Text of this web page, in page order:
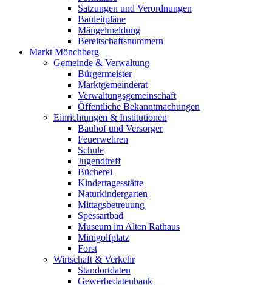
Satzungen und Verordnungen
Bauleitpläne
Mängelmeldung
Bereitschaftsnummern
Markt Mönchberg
Gemeinde & Verwaltung
Bürgermeister
Marktgemeinderat
Verwaltungsgemeinschaft
Öffentliche Bekanntmachungen
Einrichtungen & Institutionen
Bauhof und Versorger
Feuerwehren
Schule
Jugendtreff
Bücherei
Kindertagesstätte
Naturkindergarten
Mittagsbetreuung
Spessartbad
Museum im Alten Rathaus
Minigolfplatz
Forst
Wirtschaft & Verkehr
Standortdaten
Gewerbedatenbank